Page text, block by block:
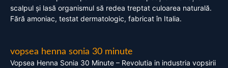
scalpul și lasă organismul să redea treptat culoarea naturală.
Fără amoniac, testat dermatologic, fabricat în Italia.
vopsea henna sonia 30 minute
Vopsea Henna Sonia 30 Minute – Revolutia in industria vopsirii